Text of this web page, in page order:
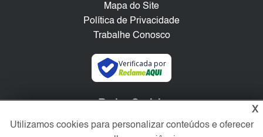
Mapa do Site
Política de Privacidade
Trabalhe Conosco
Verificada por
Redes Sociais
X
Utilizamos cookies para personalizar conteúdos e oferecer